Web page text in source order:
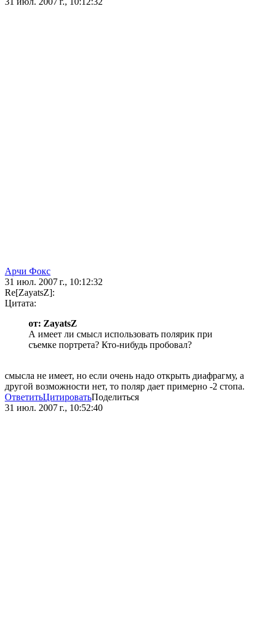
Арчи Фокс
31 июл. 2007 г., 10:12:32
Re[ZayatsZ]:
Цитата:
от: ZayatsZ
А имеет ли смысл использовать полярик при
съемке портрета? Кто-нибудь пробовал?
смысла не имеет, но если очень надо открыть диафрагму, а
другой возможности нет, то поляр дает примерно -2 стопа.
ОтветитьЦитироватьПоделиться
31 июл. 2007 г., 10:52:40